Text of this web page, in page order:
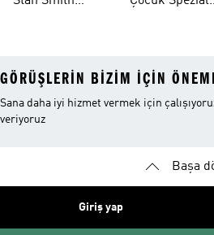
GÖRÜŞLERIN BIZIM IÇIN
Sana daha iyi hizmet vermek için
veriyoruz
Başa
Giriş yap